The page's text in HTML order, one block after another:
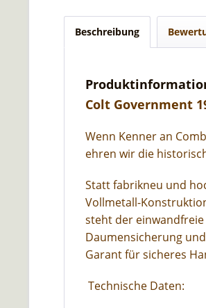
Beschreibung
Colt Government
Wenn Kenner an
ehren wir die
Statt fabrikneu und
Vollmetall-
steht der einwandfreie
Daumensicherung
Garant für sicheres
Technische Daten: